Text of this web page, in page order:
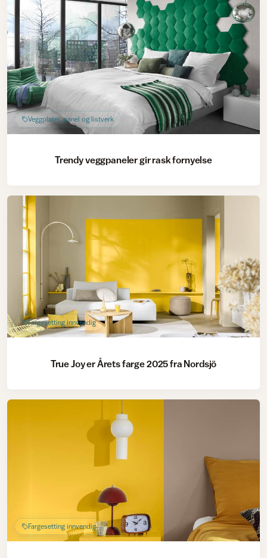
Veggplater, panel og listverk
Trendy veggpaneler gir rask fornyelse
Fargesetting innvendig
True Joy er Årets farge 2025 fra Nordsjö
Fargesetting innvendig